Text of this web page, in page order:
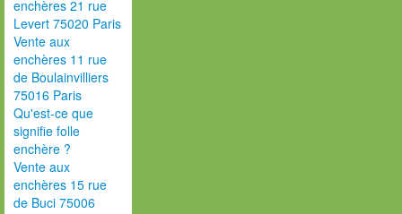
enchères 21 rue
Levert 75020 Paris
Vente aux
enchères 11 rue
de Boulainvilliers
75016 Paris
Qu'est-ce que
signifie folle
enchère ?
Vente aux
enchères 15 rue
de Buci 75006